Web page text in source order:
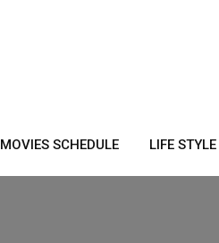
MOVIES SCHEDULE LIFE STYLE